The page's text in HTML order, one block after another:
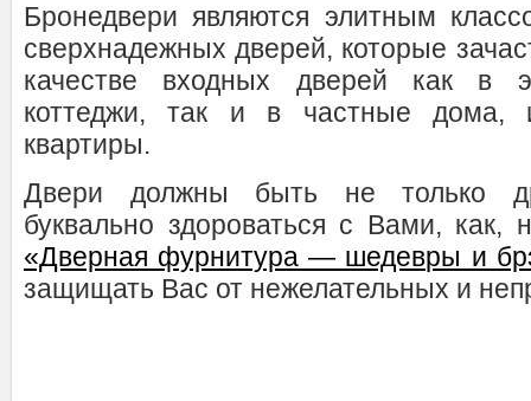
Бронедвери являются элитным
сверхнадежных дверей, которые
качестве входных дверей как в
коттеджи, так и в частные дома,
квартиры.
Двери должны быть не только
буквально здороваться с Вами, как,
«Дверная фурнитура — шедевры и
защищать Вас от нежелательных и